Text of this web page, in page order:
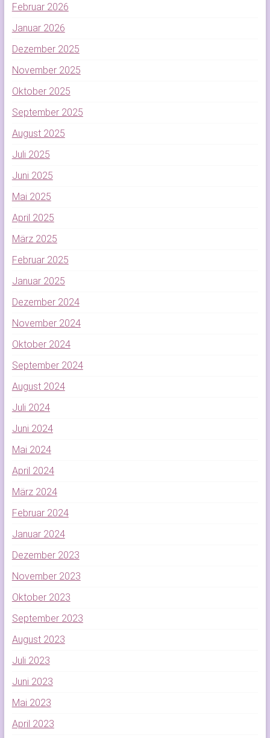
Februar 2026
Januar 2026
Dezember 2025
November 2025
Oktober 2025
September 2025
August 2025
Juli 2025
Juni 2025
Mai 2025
April 2025
März 2025
Februar 2025
Januar 2025
Dezember 2024
November 2024
Oktober 2024
September 2024
August 2024
Juli 2024
Juni 2024
Mai 2024
April 2024
März 2024
Februar 2024
Januar 2024
Dezember 2023
November 2023
Oktober 2023
September 2023
August 2023
Juli 2023
Juni 2023
Mai 2023
April 2023